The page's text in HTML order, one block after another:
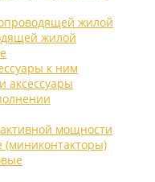
жилой
жилой
к ним
аксессуары
мощности
(миниконтакторы)